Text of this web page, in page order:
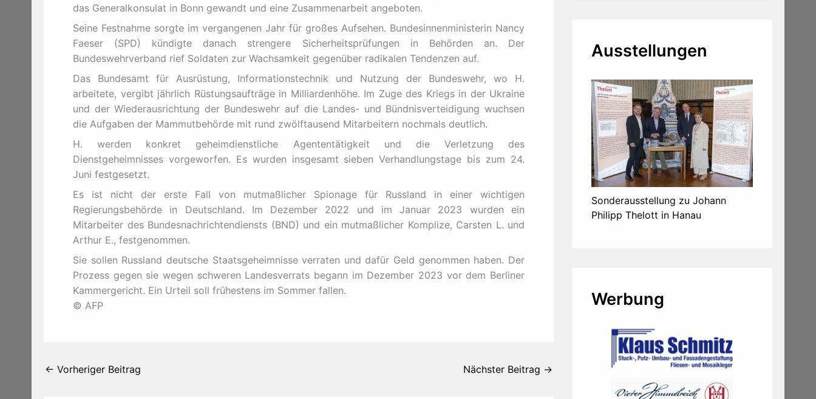
das Generalkonsulat in Bonn gewandt und eine Zusammenarbeit angeboten.
Seine Festnahme sorgte im vergangenen Jahr für großes Aufsehen. Bundesinnenministerin Nancy
Faeser (SPD) kündigte danach strengere Sicherheitsprüfungen in Behörden an. Der
Bundeswehrverband rief Soldaten zur Wachsamkeit gegenüber radikalen Tendenzen auf.
Das Bundesamt für Ausrüstung, Informationstechnik und Nutzung der Bundeswehr, wo H.
arbeitete, vergibt jährlich Rüstungsaufträge in Milliardenhöhe. Im Zuge des Kriegs in der Ukraine
und der Wiederausrichtung der Bundeswehr auf die Landes- und Bündnisverteidigung wuchsen
die Aufgaben der Mammutbehörde mit rund zwölftausend Mitarbeitern nochmals deutlich.
H. werden konkret geheimdienstliche Agententätigkeit und die Verletzung des
Dienstgeheimnisses vorgeworfen. Es wurden insgesamt sieben Verhandlungstage bis zum 24.
Juni festgesetzt.
Es ist nicht der erste Fall von mutmaßlicher Spionage für Russland in einer wichtigen
Regierungsbehörde in Deutschland. Im Dezember 2022 und im Januar 2023 wurden ein
Mitarbeiter des Bundesnachrichtendiensts (BND) und ein mutmaßlicher Komplize, Carsten L. und
Arthur E., festgenommen.
Sie sollen Russland deutsche Staatsgeheimnisse verraten und dafür Geld genommen haben. Der
Prozess gegen sie wegen schweren Landesverrats begann im Dezember 2023 vor dem Berliner
Kammergericht. Ein Urteil soll frühestens im Sommer fallen.
© AFP
← Vorheriger Beitrag Nächster Beitrag →
Ausstellungen
Sonderausstellung zu Johann
Philipp Thelott in Hanau
Werbung